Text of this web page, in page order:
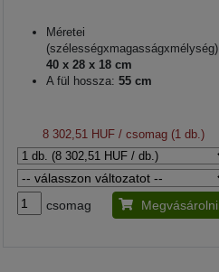
Méretei
(szélességxmagasságxmélység)
40 x 28 x 18 cm
A fül hossza: 55 cm
8 302,51 HUF/ csomag (1 db.)
csomag Megvásárolni